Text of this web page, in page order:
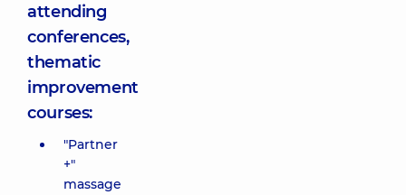
attending
conferences,
thematic
improvement
courses:
"Partner
+"
massage